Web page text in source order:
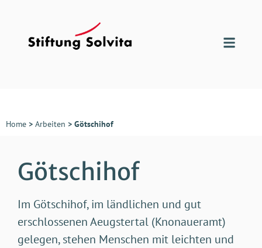
Home > Arbeiten > Götschihof
Götschihof
Im Götschihof, im ländlichen und gut
erschlossenen Aeugstertal (Knonaueramt)
gelegen, stehen Menschen mit leichten und